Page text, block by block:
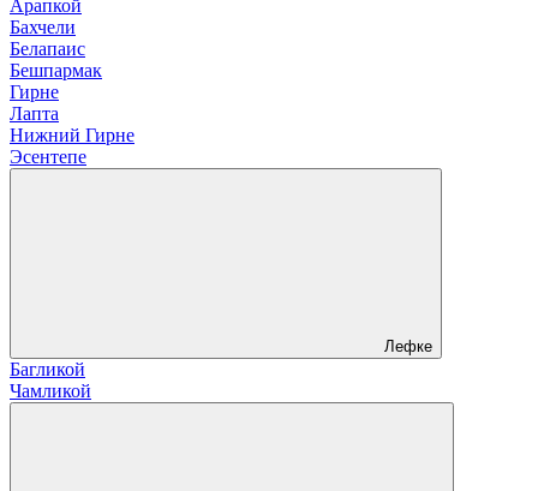
Арапкой
Бахчели
Белапаис
Бешпармак
Гирне
Лапта
Нижний Гирне
Эсентепе
Лефке
Багликой
Чамликой